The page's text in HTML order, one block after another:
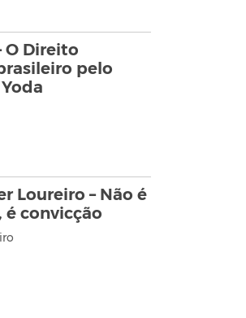
O Direito
pelo
Loureiro – Não é
é convicção